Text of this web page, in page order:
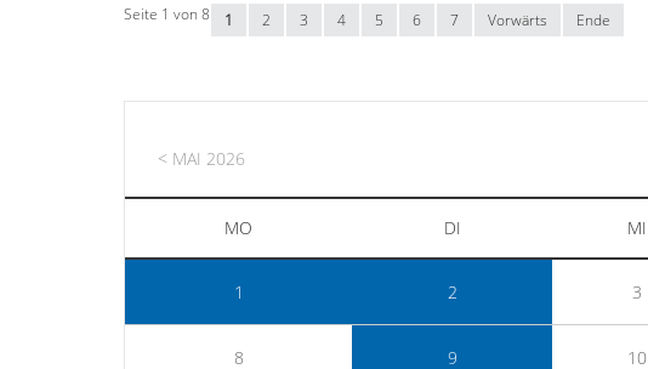
Seite 1 von 8 1 2 3 4 5 6 7 Vorwärts Ende
< MAI 2026
MO DI MI
1 2 3
8 9 10